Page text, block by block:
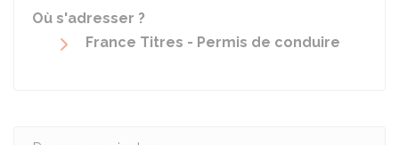
Où s'adresser ?
France Titres - Permis de conduire